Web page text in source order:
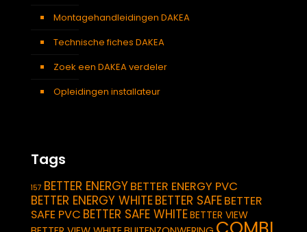
Montagehandleidingen DAKEA
Technische fiches DAKEA
Zoek een DAKEA verdeler
Opleidingen installateur
Tags
157 BETTER ENERGYBETTER ENERGY PVC
BETTER ENERGY WHITEBETTER SAFEBETTER
SAFE PVC BETTER SAFE WHITEBETTER VIEW